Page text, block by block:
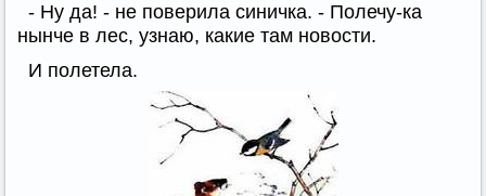
- Ну да! - не поверила синичка. - Полечу-ка
нынче в лес, узнаю, какие там новости.
И полетела.